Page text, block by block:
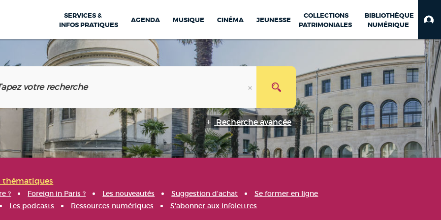
SERVICES &
INFOS PRATIQUES
AGENDA MUSIQUE CINÉMA JEUNESSE
COLLECTIONS
PATRIMONIALES
BIBLIOTHÈQUE
NUMÉRIQUE
Recherche avancée
thématiques
? Foreign in Paris ? Les nouveautés Suggestion d'achat
Se former en ligne
Les podcasts Ressources numériques S'abonner aux infolettres